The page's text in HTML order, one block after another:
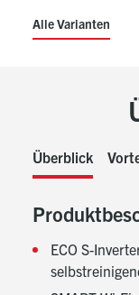
Alle Varianten
Überblick
ECO S-